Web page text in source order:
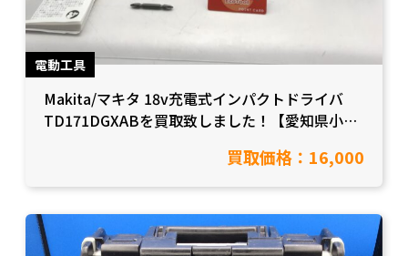
電動工具
Makita/マキタ 18v充電式インパクトドライバ
TD171DGXABを買取致しました！【愛知県小牧
買取価格：16,000